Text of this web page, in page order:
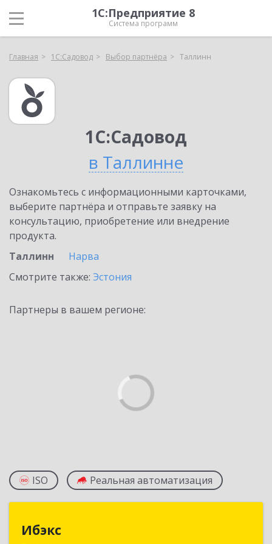
1С:Предприятие 8
Система программ
Главная 1С:Садовод Выбор партнёра Таллинн
1С:Садовод
в Таллинне
Ознакомьтесь с информационными карточками,
выберите партнёра и отправьте заявку на
консультацию, приобретение или внедрение
продукта.
Таллинн
Нарва
Смотрите также: Эстония
Партнеры в вашем регионе:
ISO Реальная автоматизация
Ибэкс